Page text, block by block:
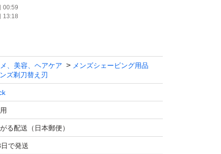
00:59
13:18
、美容、ヘアケア
メンズシェービング用品
ズ剃刀替え刃
る配送（日本郵便）
で発送